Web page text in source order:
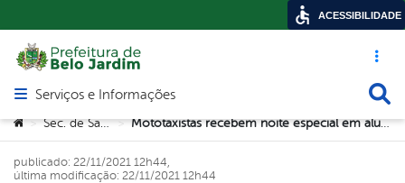
Acesso
Abrir menu principal de navegação
Serviços e Informações
Você está aqui:
> Sec. de Saúde > Mototaxistas recebem noite especial em alusão ao Novembro Azul na Policlínica Professor Ulisses Lima
publicado: 22/11/2021 12h44,
última modificação: 22/11/2021 12h44
ACESSIBILIDADE